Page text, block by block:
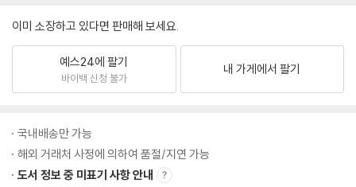
이미 소장하고 있다면 판매해 보세요.
예스24에 팔기
바이백 신청 불가
내 가게에서 팔기
국내배송만 가능
해외 거래처 사정에 의하여 품절/지연 가능
도서 정보 중 미표기 사항 안내